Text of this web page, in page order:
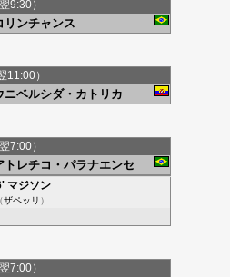
9:30）
リンチャンス
11:00）
ニベルシダ・カトリカ
7:00）
トレチコ・パラナエンセ
マジソン
（ザペッリ ）
7:00）